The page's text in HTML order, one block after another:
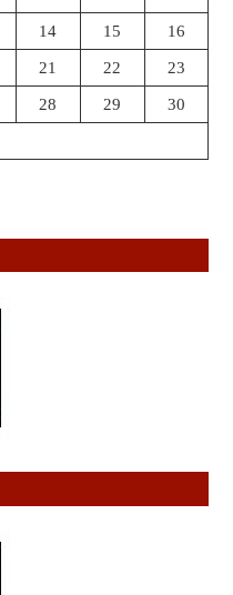
14 15 16
21 22 23
28 29 30